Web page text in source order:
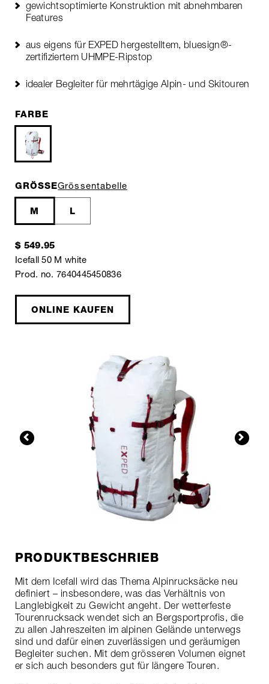
gewichtsoptimierte Konstruktion mit abnehmbaren
Features
aus eigens für EXPED hergestelltem, bluesign®-
zertifiziertem UHMPE-Ripstop
idealer Begleiter für mehrtägige Alpin- und Skitouren
FARBE
GRÖSSEGrössentabelle
M L
$ 549.95
Icefall 50 M white
Prod. no. 7640445450836
ONLINE KAUFEN
PRODUKTBESCHRIEB
Mit dem Icefall wird das Thema Alpinrucksäcke neu
definiert – insbesondere, was das Verhältnis von
Langlebigkeit zu Gewicht angeht. Der wetterfeste
Tourenrucksack wendet sich an Bergsportprofis, die
zu allen Jahreszeiten im alpinen Gelände unterwegs
sind und dafür einen zuverlässigen und geräumigen
Begleiter suchen. Mit dem grösseren Volumen eignet
er sich auch besonders gut für längere Touren.